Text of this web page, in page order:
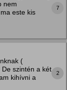
nem
este kis
7
(
szintén a két
kihívni a
2